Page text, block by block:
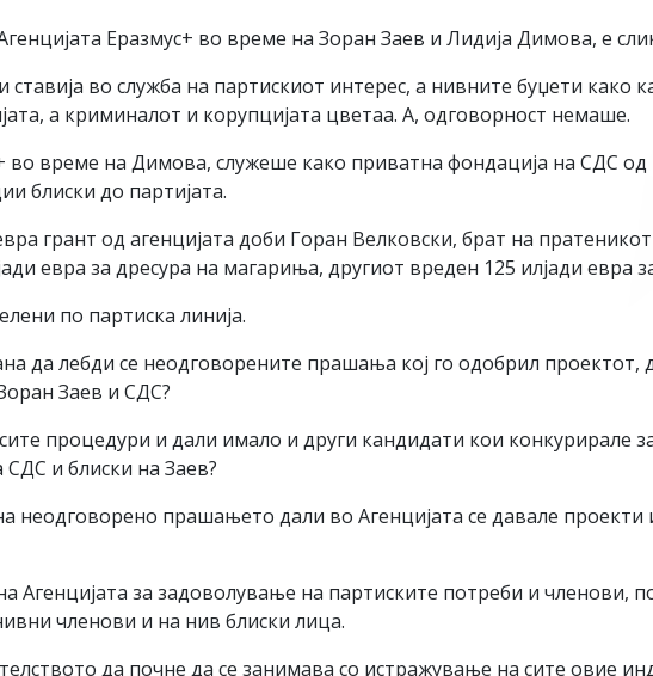
Еразмус+ во време на Зоран Заев и Лидија Димова, е
ставија во служба на партискиот интерес, а нивните буџети
а криминалот и корупцијата цветаа. А, одговорност немаше.
во време на Димова, служеше како приватна фондација на СДС
блиски до партијата.
грант од агенцијата доби Горан Велковски, брат на
евра за дресура на магариња, другиот вреден 125 илјади евра
по партиска линија.
да лебди се неодговорените прашања кој го одобрил
Заев и СДС?
процедури и дали имало и други кандидати кои конкурирале
и блиски на Заев?
неодговорено прашањето дали во Агенцијата се давале
Агенцијата за задоволување на партиските потреби и членови,
членови и на нив блиски лица.
да почне да се занимава со истражување на сите овие